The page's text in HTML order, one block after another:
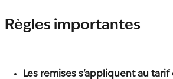
Règles importantes
Les remises s'appliquent au